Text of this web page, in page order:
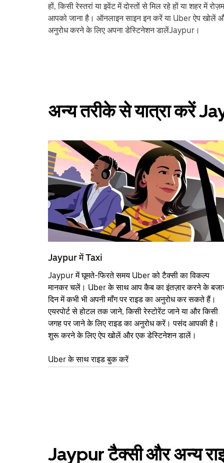
हों, किसी रेस्तरां या इवेंट में दोस्तों से मिल रहे हों या शहर में
आपको जाना है। ऑनलाइन साइन इन करें या Uber ऐप
अनुरोध करने के लिए अपना डेस्टिनेशन डालेंJaypur।
अन्य तरीके से यात्रा करें
Jaypur में Taxi
Jaypur में घूमते-फिरते समय Uber को टैक्सी का विकल्प
मानकर चलें। Uber के साथ आप कैब का इंतज़ार करने के
दिन में कभी भी अपनी माँग पर राइड का अनुरोध कर सकते हैं।
एयरपोर्ट से होटल तक जाने, किसी रेस्टोरेंट जाने या और किसी
जगह पर जाने के लिए राइड का अनुरोध करें। पसंद आपकी है।
शुरू करने के लिए ऐप खोलें और एक डेस्टिनेशन डालें।
Uber के साथ राइड बुक करें
Jaypur टैक्सी और अन्य